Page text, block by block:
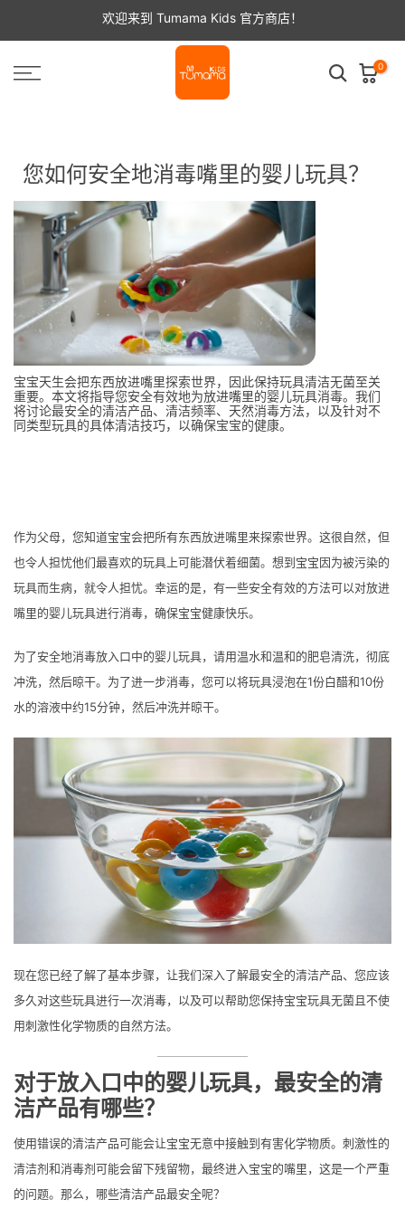
内
欢迎来到 Tumama Kids 官方商店！
0
您如何安全地消毒嘴里的婴儿玩具？
宝宝天生会把东西放进嘴里探索世界，因此保持玩具清洁无菌至关
重要。本文将指导您安全有效地为放进嘴里的婴儿玩具消毒。我们
将讨论最安全的清洁产品、清洁频率、天然消毒方法，以及针对不
同类型玩具的具体清洁技巧，以确保宝宝的健康。
作为父母，您知道宝宝会把所有东西放进嘴里来探索世界。这很自然，但
也令人担忧他们最喜欢的玩具上可能潜伏着细菌。想到宝宝因为被污染的
玩具而生病，就令人担忧。幸运的是，有一些安全有效的方法可以对放进
嘴里的婴儿玩具进行消毒，确保宝宝健康快乐。
为了安全地消毒放入口中的婴儿玩具，请用温水和温和的肥皂清洗，彻底
冲洗，然后晾干。为了进一步消毒，您可以将玩具浸泡在1份白醋和10份
水的溶液中约15分钟，然后冲洗并晾干。
现在您已经了解了基本步骤，让我们深入了解最安全的清洁产品、您应该
多久对这些玩具进行一次消毒，以及可以帮助您保持宝宝玩具无菌且不使
用刺激性化学物质的自然方法。
对于放入口中的婴儿玩具，最安全的清
洁产品有哪些？
使用错误的清洁产品可能会让宝宝无意中接触到有害化学物质。刺激性的
清洁剂和消毒剂可能会留下残留物，最终进入宝宝的嘴里，这是一个严重
的问题。那么，哪些清洁产品最安全呢？